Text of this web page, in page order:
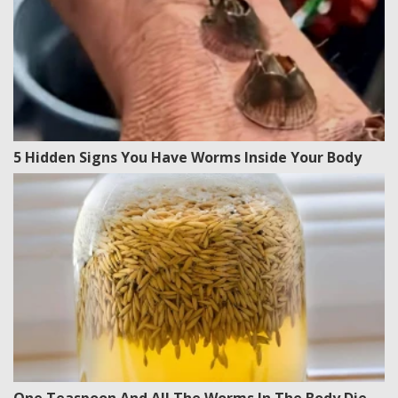
5 Hidden Signs You Have Worms Inside Your Body